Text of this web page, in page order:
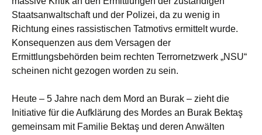
Staatsanwaltschaft und der Polizei, da zu wenig in
Richtung eines rassistischen Tatmotivs ermittelt wurde.
Konsequenzen aus dem Versagen der
Ermittlungsbehörden beim rechten Terrornetzwerk „NSU“
scheinen nicht gezogen worden zu sein.
Heute – 5 Jahre nach dem Mord an Burak – zieht die
Initiative für die Aufklärung des Mordes an Burak Bektaş
gemeinsam mit Familie Bektaş und deren Anwälten